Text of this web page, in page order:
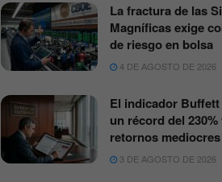
La fractura de las
Magníficas exige
de riesgo en bolsa
4 DE AGOSTO DE 2026
El indicador Buffett
un récord del
retornos mediocres
3 DE AGOSTO DE 2026